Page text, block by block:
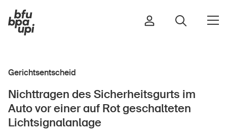
Sport & Bewegung
Gebäude & Anlagen
Gerichtsentscheid
Nichttragen des Sicherheitsgurts im
Auto vor einer auf Rot geschalteten
Lichtsignalanlage